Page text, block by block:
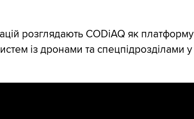
розглядають CODiAQ як платформу
із дронами та спецпідрозділами у